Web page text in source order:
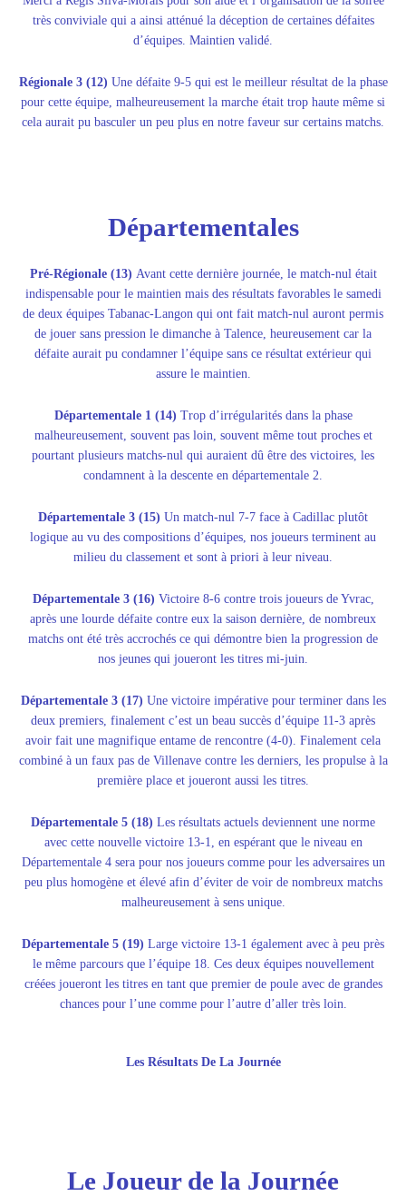
très conviviale qui a ainsi atténué la déception de certaines défaites
d’équipes. Maintien validé.
Régionale 3 (12) Une défaite 9-5 qui est le meilleur résultat de la phase
pour cette équipe, malheureusement la marche était trop haute même si
cela aurait pu basculer un peu plus en notre faveur sur certains matchs.
Départementales
Pré-Régionale (13) Avant cette dernière journée, le match-nul était
indispensable pour le maintien mais des résultats favorables le samedi
de deux équipes Tabanac-Langon qui ont fait match-nul auront permis
de jouer sans pression le dimanche à Talence, heureusement car la
défaite aurait pu condamner l’équipe sans ce résultat extérieur qui
assure le maintien.
Départementale 1 (14) Trop d’irrégularités dans la phase
malheureusement, souvent pas loin, souvent même tout proches et
pourtant plusieurs matchs-nul qui auraient dû être des victoires, les
condamnent à la descente en départementale 2.
Départementale 3 (15) Un match-nul 7-7 face à Cadillac plutôt
logique au vu des compositions d’équipes, nos joueurs terminent au
milieu du classement et sont à priori à leur niveau.
Départementale 3 (16) Victoire 8-6 contre trois joueurs de Yvrac,
après une lourde défaite contre eux la saison dernière, de nombreux
matchs ont été très accrochés ce qui démontre bien la progression de
nos jeunes qui joueront les titres mi-juin.
Départementale 3 (17) Une victoire impérative pour terminer dans les
deux premiers, finalement c’est un beau succès d’équipe 11-3 après
avoir fait une magnifique entame de rencontre (4-0). Finalement cela
combiné à un faux pas de Villenave contre les derniers, les propulse à la
première place et joueront aussi les titres.
Départementale 5 (18) Les résultats actuels deviennent une norme
avec cette nouvelle victoire 13-1, en espérant que le niveau en
Départementale 4 sera pour nos joueurs comme pour les adversaires un
peu plus homogène et élevé afin d’éviter de voir de nombreux matchs
malheureusement à sens unique.
Départementale 5 (19) Large victoire 13-1 également avec à peu près
le même parcours que l’équipe 18. Ces deux équipes nouvellement
créées joueront les titres en tant que premier de poule avec de grandes
chances pour l’une comme pour l’autre d’aller très loin.
Les Résultats De La Journée
Le Joueur de la Journée